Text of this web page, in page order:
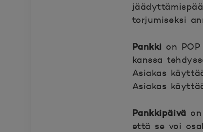
torjumiseksi
Pankki on
kanssa
Asiakas
Asiakas
Pankkipäivä
että se voi